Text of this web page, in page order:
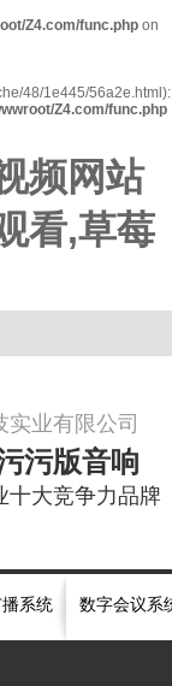
Z4.com/func.php on
48/1e445/56a2e.html):
Z4.com/func.php
频网站
看,草莓
实业有限公司
污版音响
十大竞争力品牌
系统 数字会议系